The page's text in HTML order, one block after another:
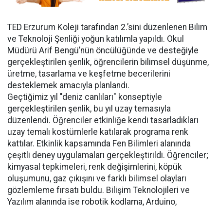
TED Erzurum Koleji tarafından 2.’sini düzenlenen Bilim
ve Teknoloji Şenliği yoğun katılımla yapıldı. Okul
Müdürü Arif Bengü’nün öncülüğünde ve desteğiyle
gerçekleştirilen şenlik, öğrencilerin bilimsel düşünme,
üretme, tasarlama ve keşfetme becerilerini
desteklemek amacıyla planlandı.
Geçtiğimiz yıl "deniz canlıları" konseptiyle
gerçekleştirilen şenlik, bu yıl uzay temasıyla
düzenlendi. Öğrenciler etkinliğe kendi tasarladıkları
uzay temalı kostümlerle katılarak programa renk
kattılar. Etkinlik kapsamında Fen Bilimleri alanında
çeşitli deney uygulamaları gerçekleştirildi. Öğrenciler;
kimyasal tepkimeleri, renk değişimlerini, köpük
oluşumunu, gaz çıkışını ve farklı bilimsel olayları
gözlemleme fırsatı buldu. Bilişim Teknolojileri ve
Yazılım alanında ise robotik kodlama, Arduino,